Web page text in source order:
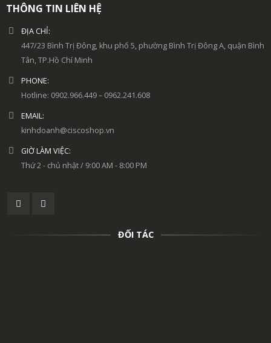
THÔNG TIN LIÊN HỆ
ĐỊA CHỈ:
447/23 Bình Trị Đông, khu phố 5, phường Bình Trị Đông A, quận Bình
Tân, TP.Hồ Chí Minh
PHONE:
Hotline: 0902.966.449 – 0962.241.608
EMAIL:
kinhdoanh@ciscoshop.vn
GIỜ LÀM VIỆC:
Thứ 2 - chủ nhật / 9:00 AM - 8:00 PM
ĐỐI TÁC